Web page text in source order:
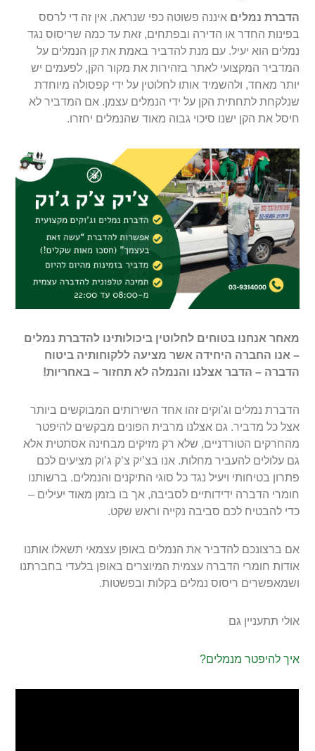
הדברת נמליםאיננה פשוטה כפי שנראה. אין זה די לרסס
בפינות החדר או הדירה ובפתחים, זאת עד כמה שריסוס נגד
נמלים הוא יעיל. עם מנת להדביר באמת את קן הנמלים על
המדביר המקצועי לאתר בזהירות את מקור הקן, לפעמים יש
יותר מאחד, ולהשמיד אותו לחלוטין על ידי קפסולה מיוחדת
שנלקחת לתחתית הקן על ידי הנמלים עצמן. אם המדביר לא
חיסל את הקן ישנו סיכוי גבוה מאוד שהנמלים יחזרו.
מאחר אנחנו בטוחים לחלוטין ביכולותינו להדברת נמלים
– אנו החברה היחידה אשר מציעה ללקוחותיה ביטוח
הדברה – הדבר אצלנו והנמלה לא תחזור – באחריות!
הדברת נמלים וג’וקים זהו אחד השירותים המבוקשים ביותר
אצל כל מדביר. גם אצלנו מרבית הפונים מבקשים להיפטר
מהחרקים הטורדניים, שלא רק מזיקים מבחינה אסתטית אלא
גם עלולים להעביר מחלות. אנו בצ’יק צ’ק ג’וק מציעים לכם
פתרון בטיחותי ויעיל נגד כל סוגי התיקנים והנמלים. ברשותנו
חומרי הדברה ידידותיים לסביבה, אך בו בזמן מאוד יעילים –
כדי להבטיח לכם סביבה נקייה וראש שקט.
אם ברצונכם להדביר את הנמלים באופן עצמאי תשאלו אותנו
אודות חומרי הדברה עצמית המיוצרים באופן בלעדי בחברתנו
ושמאפשרים ריסוס נמלים בקלות ובפשטות.
אולי תתעניין גם
איך להיפטר מנמלים?